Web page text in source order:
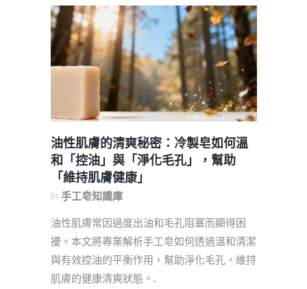
油性肌膚的清爽秘密：冷製皂如何溫
和「控油」與「淨化毛孔」，幫助
「維持肌膚健康」
In 手工皂知識庫
油性肌膚常因過度出油和毛孔阻塞而顯得困
擾。本文將專業解析手工皂如何透過溫和清潔
與有效控油的平衡作用，幫助淨化毛孔，維持
肌膚的健康清爽狀態。...